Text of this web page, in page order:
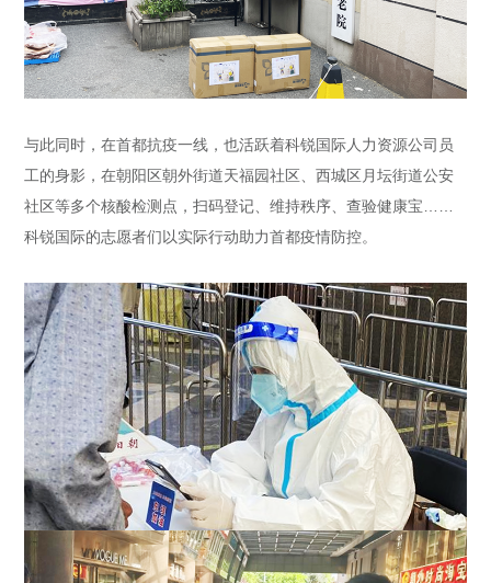
与此同时，在首都抗疫一线，也活跃着科锐国际人力资源公司员
工的身影，在朝阳区朝外街道天福园社区、西城区月坛街道公安
社区等多个核酸检测点，扫码登记、维持秩序、查验健康宝……
科锐国际的志愿者们以实际行动助力首都疫情防控。